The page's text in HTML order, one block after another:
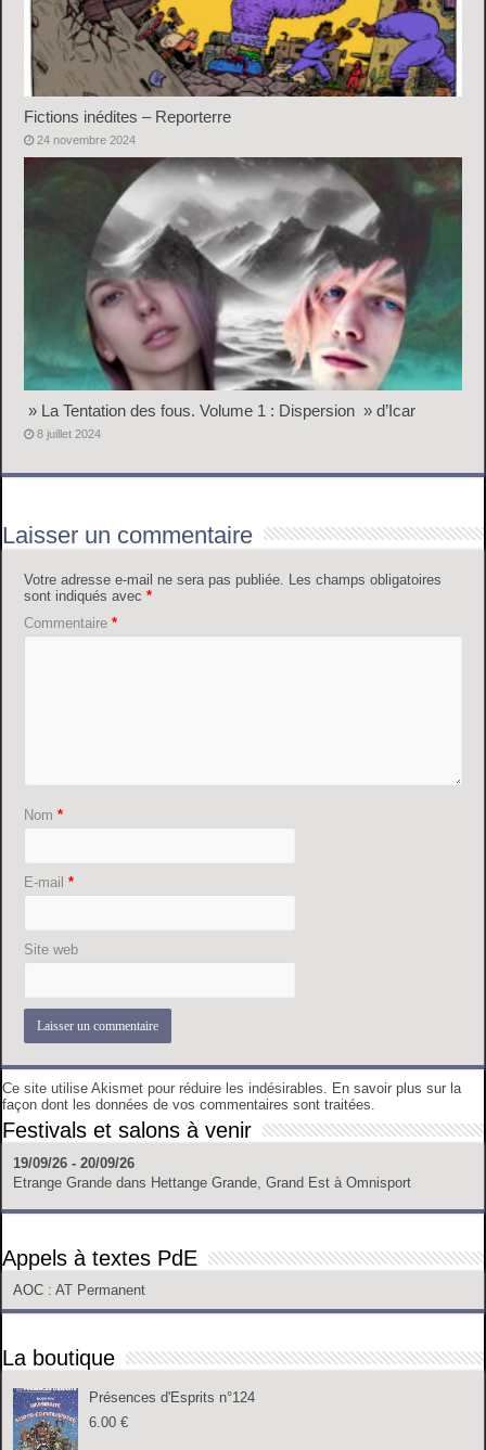
Fictions inédites – Reporterre
24 novembre 2024
» La Tentation des fous. Volume 1 : Dispersion » d’Icar
8 juillet 2024
Laisser un commentaire
Votre adresse e-mail ne sera pas publiée.
Les champs obligatoires
sont indiqués avec*
Commentaire*
Nom*
E-mail*
Site web
Ce site utilise Akismet pour réduire les indésirables.
En savoir plus sur la
façon dont les données de vos commentaires sont traitées
Festivals et salons à venir
19/09/26 - 20/09/26
Etrange Grande dans Hettange Grande, Grand Est à Omnisport
Appels à textes PdE
AOC : AT Permanent
La boutique
Présences d'Esprits n°124
6.00€